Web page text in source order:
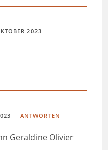
2023
ANTWORTEN
Geraldine Olivier